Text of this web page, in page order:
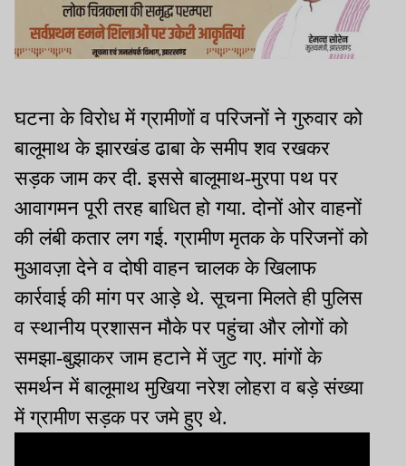
घटना के विरोध में ग्रामीणों व परिजनों ने गुरुवार को
बालूमाथ के झारखंड ढाबा के समीप शव रखकर
सड़क जाम कर दी. इससे बालूमाथ-मुरपा पथ पर
आवागमन पूरी तरह बाधित हो गया. दोनों ओर वाहनों
की लंबी कतार लग गई. ग्रामीण मृतक के परिजनों को
मुआवज़ा देने व दोषी वाहन चालक के खिलाफ
कार्रवाई की मांग पर आड़े थे. सूचना मिलते ही पुलिस
व स्थानीय प्रशासन मौके पर पहुंचा और लोगों को
समझा-बुझाकर जाम हटाने में जुट गए. मांगों के
समर्थन में बालूमाथ मुखिया नरेश लोहरा व बड़े संख्या
में ग्रामीण सड़क पर जमे हुए थे.